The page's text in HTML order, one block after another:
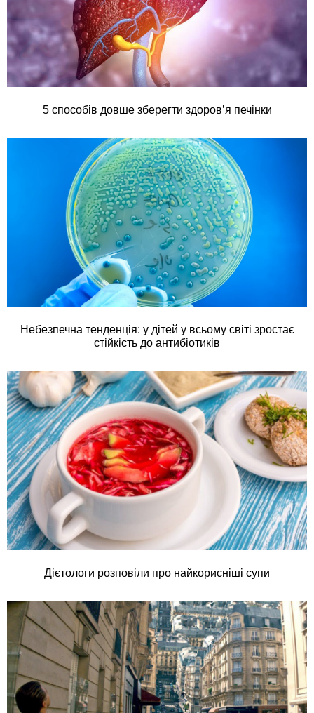
5 способів довше зберегти здоров’я печінки
Небезпечна тенденція: у дітей у всьому світі зростає
стійкість до антибіотиків
Дієтологи розповіли про найкорисніші супи